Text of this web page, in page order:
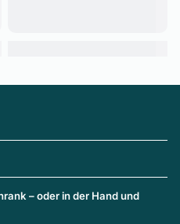
– oder in der Hand und